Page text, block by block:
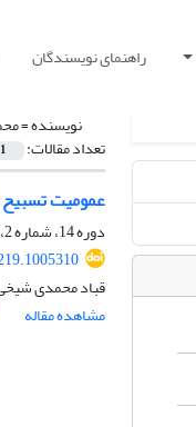
راهنمای نویسندگان
نویسنده =
تعداد مقالات: 1
عمومیت
دوره 14، شماره 2، تابستان 1396، صفحه
قباد محمدی
مشاهده مقاله